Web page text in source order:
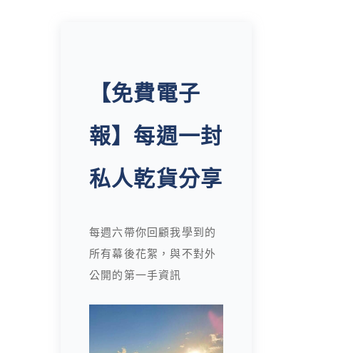
【免費電子
報】每週一封
私人乾貨分享
每週六帶你回顧我學到的
所有幕後花絮，與不對外
公開的第一手資訊